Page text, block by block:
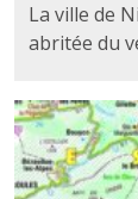
La ville de
abritée du